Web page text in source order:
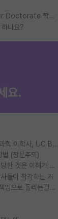
우리나라도 학구 열풍보면 Higher Doctorate 학위가 필요하다고 봅니다.
나요?
Korea University 수학, 컴퓨터과학 이학사, UC Berkeley 산업공학 대학원 공학박사가 되는 것은 쉽지 않겠죠?
법 (장문주의)
대학원생들 교수에게 가스라이팅 당한 것은 이해가 갑니다. 안타깝네요.
들이 착각하는 거
왜 후배가 못하는걸 교수님은 내 책임으로 돌리는걸까요?